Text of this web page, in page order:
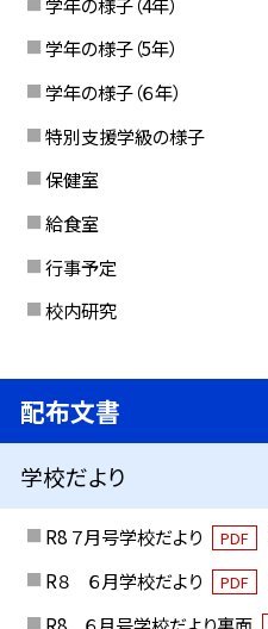
学年の様子（5年）
学年の様子（６年）
特別支援学級の様子
保健室
給食室
行事予定
校内研究
配布文書
学校だより
R8 ７月号学校だより PDF
R８ ６月学校だより
PDF
R8 ６月号学校だより裏面